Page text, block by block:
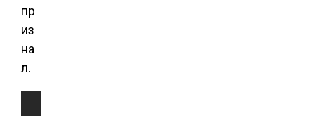
пр
из
на
л.